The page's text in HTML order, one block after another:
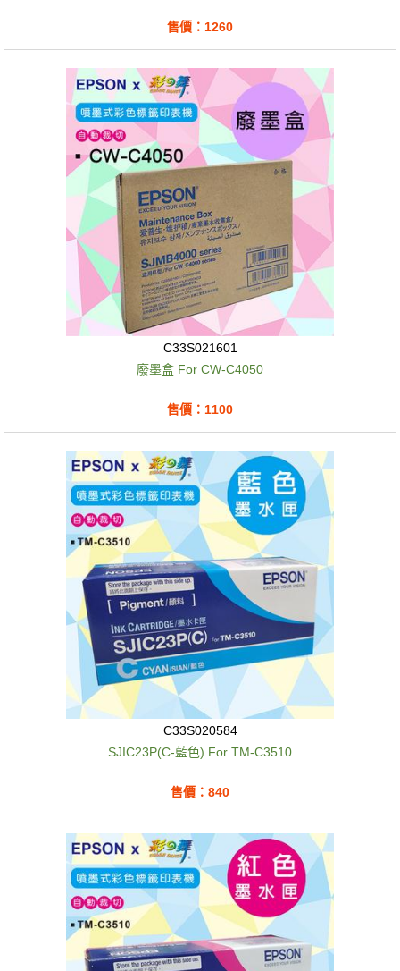
售價：1260
C33S021601
廢墨盒 For CW-C4050
售價：1100
C33S020584
SJIC23P(C-藍色) For TM-C3510
售價：840